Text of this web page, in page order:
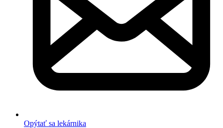
Opýtať sa lekárnika